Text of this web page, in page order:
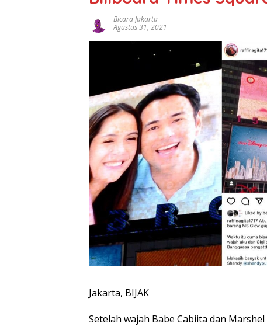
Bicara Jakarta
Agustus 31, 2021
Jakarta, BIJAK
Setelah wajah Babe Cabiita dan